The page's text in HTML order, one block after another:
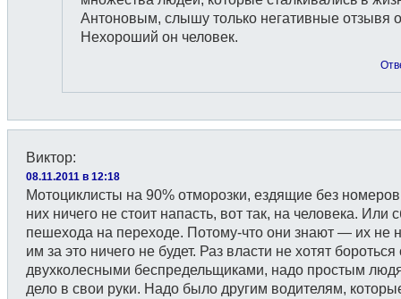
Антоновым, слышу только негативные отзывя
Нехороший он человек.
Виктор:
08.11.2011 в 12:18
Мотоциклисты на 90% отморозки, ездящие без
них ничего не стоит напасть, вот так, на человека. Или
пешехода на переходе. Потому-что они знают — их не
им за это ничего не будет. Раз власти не хотят бороться
двухколесными беспредельщиками, надо простым
дело в свои руки. Надо было другим водителям,